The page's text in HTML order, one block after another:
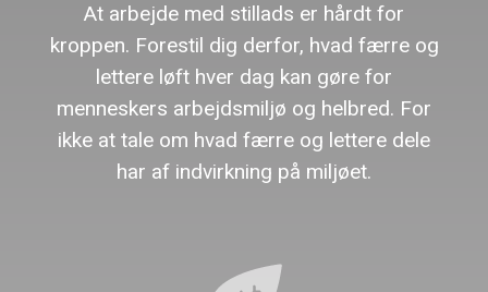
At arbejde med stillads er hårdt for
kroppen. Forestil dig derfor, hvad færre og
lettere løft hver dag kan gøre for
menneskers arbejdsmiljø og helbred. For
ikke at tale om hvad færre og lettere dele
har af indvirkning på miljøet.